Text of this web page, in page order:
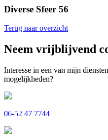
Diverse Sfeer 56
Terug naar overzicht
Neem vrijblijvend
Interesse in een van mijn
mogelijkheden?
06-52 47 7744